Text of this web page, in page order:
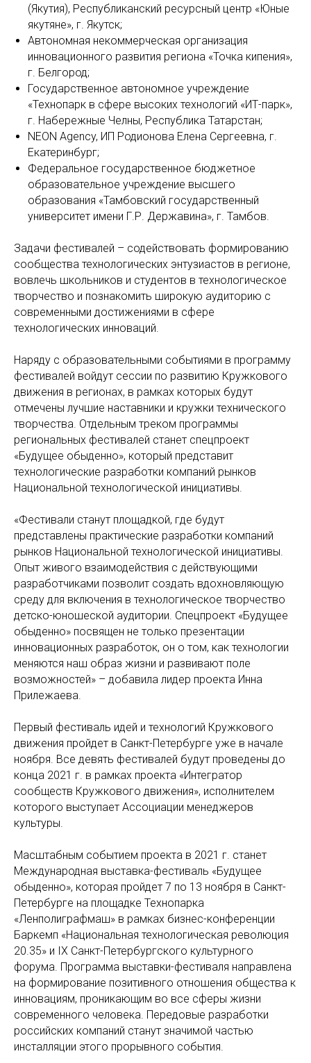
(Якутия), Республиканский ресурсный центр «Юные
якутяне», г. Якутск;
Автономная некоммерческая организация
инновационного развития региона «Точка кипения»,
г. Белгород;
Государственное автономное учреждение
«Технопарк в сфере высоких технологий «ИТ-парк»,
г. Набережные Челны, Республика Татарстан;
NEON Agency, ИП Родионова Елена Сергеевна, г.
Екатеринбург;
Федеральное государственное бюджетное
образовательное учреждение высшего
образования «Тамбовский государственный
университет имени Г.Р. Державина», г. Тамбов.
Задачи фестивалей – содействовать формированию
сообщества технологических энтузиастов в регионе,
вовлечь школьников и студентов в технологическое
творчество и познакомить широкую аудиторию с
современными достижениями в сфере
технологических инноваций.
Наряду с образовательными событиями в программу
фестивалей войдут сессии по развитию Кружкового
движения в регионах, в рамках которых будут
отмечены лучшие наставники и кружки технического
творчества. Отдельным треком программы
региональных фестивалей станет спецпроект
«Будущее обыденно», который представит
технологические разработки компаний рынков
Национальной технологической инициативы.
«Фестивали станут площадкой, где будут
представлены практические разработки компаний
рынков Национальной технологической инициативы.
Опыт живого взаимодействия с действующими
разработчиками позволит создать вдохновляющую
среду для включения в технологическое творчество
детско-юношеской аудитории. Спецпроект «Будущее
обыденно» посвящен не только презентации
инновационных разработок, он о том, как технологии
меняются наш образ жизни и развивают поле
возможностей» – добавила лидер проекта Инна
Прилежаева.
Первый фестиваль идей и технологий Кружкового
движения пройдет в Санкт-Петербурге уже в начале
ноября. Все девять фестивалей будут проведены до
конца 2021 г. в рамках проекта «Интегратор
сообществ Кружкового движения», исполнителем
которого выступает Ассоциации менеджеров
культуры.
Масштабным событием проекта в 2021 г. станет
Международная выставка-фестиваль «Будущее
обыденно», которая пройдет 7 по 13 ноября в Санкт-
Петербурге на площадке Технопарка
«Ленполиграфмаш» в рамках бизнес-конференции
Баркемп «Национальная технологическая революция
20.35» и IX Санкт-Петербургского культурного
форума. Программа выставки-фестиваля направлена
на формирование позитивного отношения общества к
инновациям, проникающим во все сферы жизни
современного человека. Передовые разработки
российских компаний станут значимой частью
инсталляции этого прорывного события.